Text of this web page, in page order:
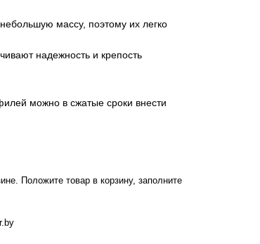
массу, поэтому их легко
надежность и крепость
можно в сжатые сроки внести
Положите товар в корзину, заполните